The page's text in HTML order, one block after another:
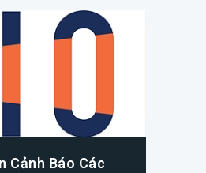
Cảnh Báo Các